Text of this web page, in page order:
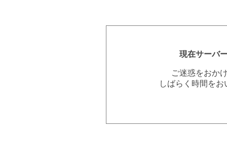
現在サーバ
ご迷惑をおか
しばらく時間を